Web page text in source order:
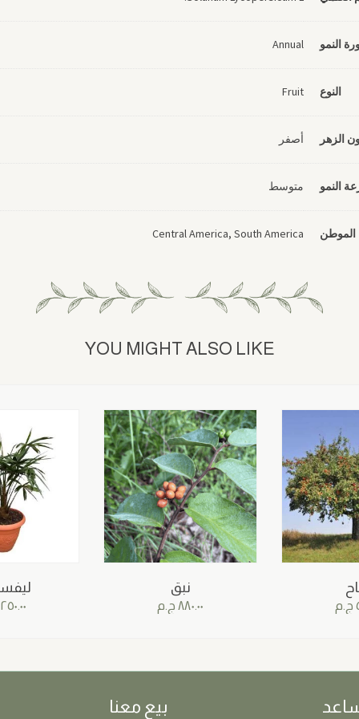
النمو Annual
النوع Fruit
الزهر أصفر
النمو متوسط
الموطن Central America, South America
YOU MIGHT ALSO LIKE
٢٥٠.٠٠
نبق
٨٨٠.٠٠ ج.م ج.م
بيع معنا